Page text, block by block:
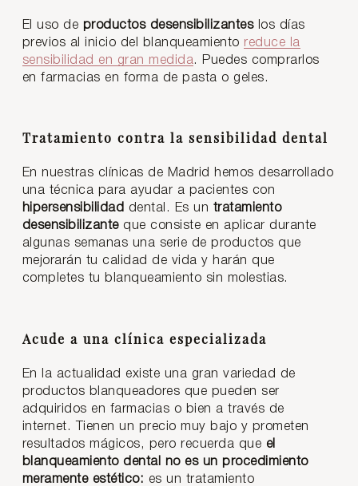
El uso de productos desensibilizanteslos días
previos al inicio del blanqueamiento reduce la
sensibilidad en gran medida. Puedes comprarlos
en farmacias en forma de pasta o geles.
Tratamiento contra la sensibilidad dental
En nuestras clínicas de Madrid hemos desarrollado
una técnica para ayudar a pacientes con
hipersensibilidad dental. Es un tratamiento
desensibilizanteque consiste en aplicar durante
algunas semanas una serie de productos que
mejorarán tu calidad de vida y harán que
completes tu blanqueamiento sin molestias.
Acude a una clínica especializada
En la actualidad existe una gran variedad de
productos blanqueadores que pueden ser
adquiridos en farmacias o bien a través de
internet. Tienen un precio muy bajo y prometen
resultados mágicos, pero recuerda que el
blanqueamiento dental no es un procedimiento
meramente estético: es un tratamiento